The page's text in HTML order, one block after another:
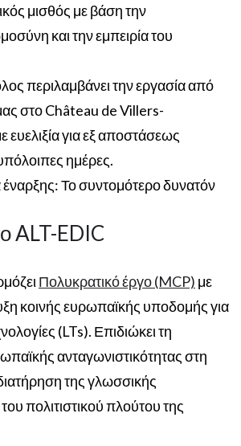
μισθός με βάση την
και την εμπειρία του
περιλαμβάνει την εργασία από
στο Château de Villers-
για εξ αποστάσεως
ημέρες.
Το συντομότερο δυνατόν
ALT-EDIC
Πολυκρατικό έργο (MCP) με
κοινής ευρωπαϊκής υποδομής για
(LTs). Επιδιώκει τη
ανταγωνιστικότητας στη
της γλωσσικής
πολιτιστικού πλούτου της